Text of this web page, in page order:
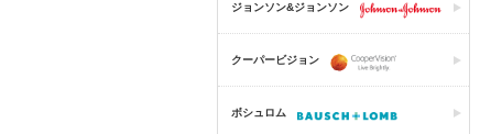
ジョンソン&ジョンソン
クーパービジョン
ボシュロム